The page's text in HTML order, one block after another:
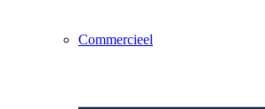
Commercieel